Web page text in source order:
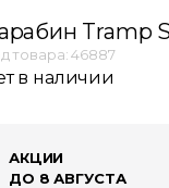
Tramp
товара: 46887
в наличии
АКЦИИ
ДО 8 АВГУСТА